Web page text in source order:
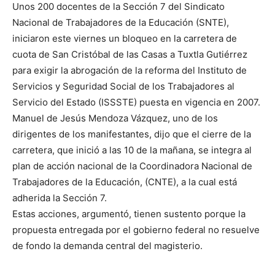
Unos 200 docentes de la Sección 7 del Sindicato
Nacional de Trabajadores de la Educación (SNTE),
iniciaron este viernes un bloqueo en la carretera de
cuota de San Cristóbal de las Casas a Tuxtla Gutiérrez
para exigir la abrogación de la reforma del Instituto de
Servicios y Seguridad Social de los Trabajadores al
Servicio del Estado (ISSSTE) puesta en vigencia en 2007.
Manuel de Jesús Mendoza Vázquez, uno de los
dirigentes de los manifestantes, dijo que el cierre de la
carretera, que inició a las 10 de la mañana, se integra al
plan de acción nacional de la Coordinadora Nacional de
Trabajadores de la Educación, (CNTE), a la cual está
adherida la Sección 7.
Estas acciones, argumentó, tienen sustento porque la
propuesta entregada por el gobierno federal no resuelve
de fondo la demanda central del magisterio.